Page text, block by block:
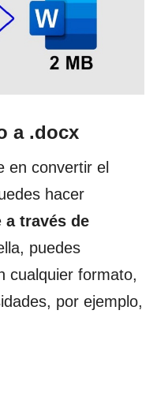
a .docx
en convertir el
hacer
a través de
puedes
cualquier formato,
por ejemplo,